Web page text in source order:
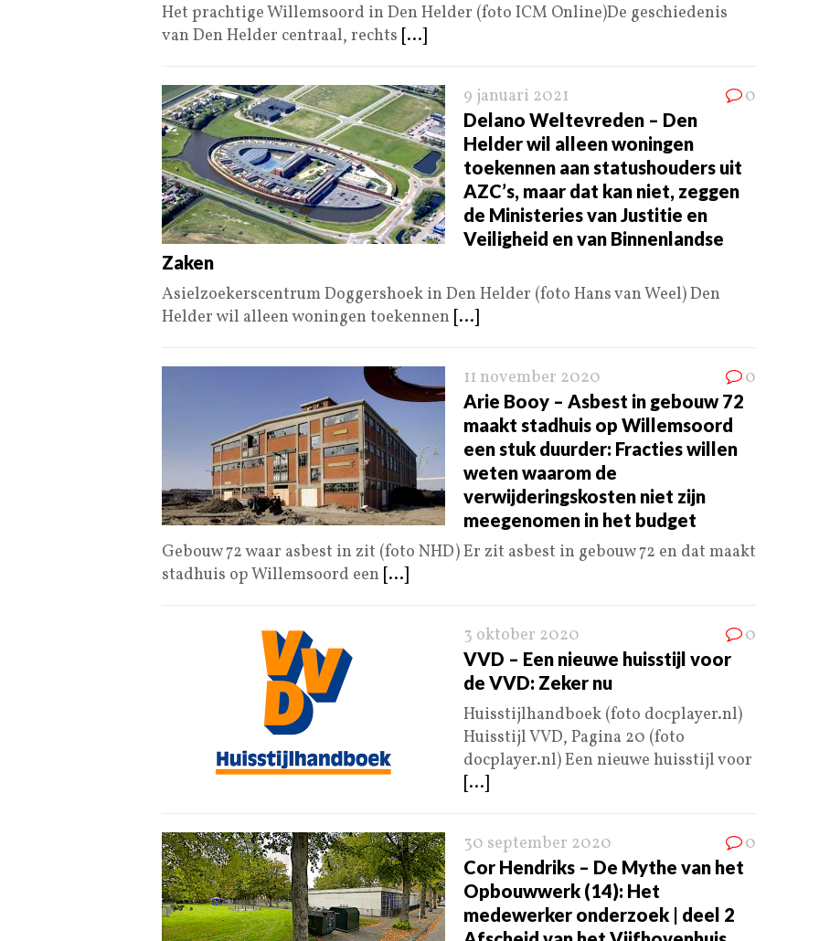
Het prachtige Willemsoord in Den Helder (foto ICM Online)De geschiedenis
van Den Helder centraal, rechts [...]
9 januari 2021 0
Delano Weltevreden – Den
Helder wil alleen woningen
toekennen aan statushouders uit
AZC’s, maar dat kan niet, zeggen
de Ministeries van Justitie en
Veiligheid en van Binnenlandse
Zaken
Asielzoekerscentrum Doggershoek in Den Helder (foto Hans van Weel) Den
Helder wil alleen woningen toekennen [...]
11 november 2020 0
Arie Booy – Asbest in gebouw 72
maakt stadhuis op Willemsoord
een stuk duurder: Fracties willen
weten waarom de
verwijderingskosten niet zijn
meegenomen in het budget
Gebouw 72 waar asbest in zit (foto NHD) Er zit asbest in gebouw 72 en dat maakt
stadhuis op Willemsoord een [...]
3 oktober 2020 0
VVD – Een nieuwe huisstijl voor
de VVD: Zeker nu
Huisstijlhandboek (foto docplayer.nl)
Huisstijl VVD, Pagina 20 (foto
docplayer.nl) Een nieuwe huisstijl voor
[...]
30 september 2020 0
Cor Hendriks – De Mythe van het
Opbouwwerk (14): Het
medewerker onderzoek | deel 2